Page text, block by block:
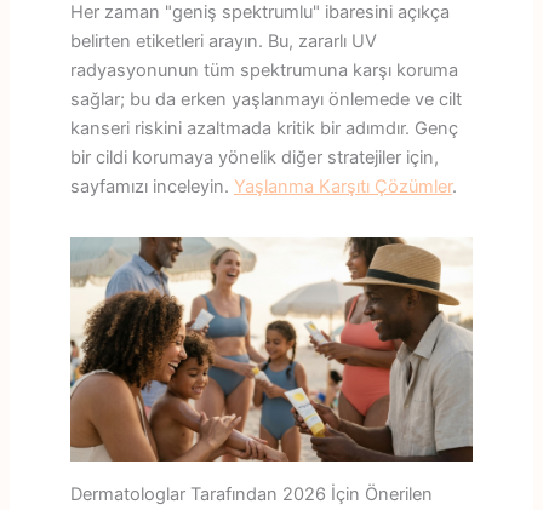
Her zaman "geniş spektrumlu" ibaresini açıkça
belirten etiketleri arayın. Bu, zararlı UV
radyasyonunun tüm spektrumuna karşı koruma
sağlar; bu da erken yaşlanmayı önlemede ve cilt
kanseri riskini azaltmada kritik bir adımdır. Genç
bir cildi korumaya yönelik diğer stratejiler için,
sayfamızı inceleyin. Yaşlanma Karşıtı Çözümler.
Dermatologlar Tarafından 2026 İçin Önerilen